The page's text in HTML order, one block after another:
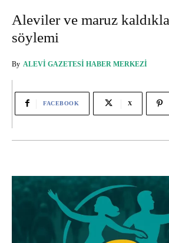
Aleviler ve maruz
söylemi
By ALEVI GAZETESI HABER MERKEZI
FACEBOOK X